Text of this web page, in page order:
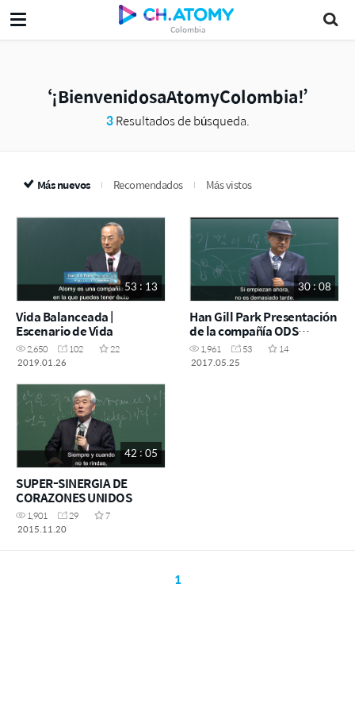
Colombia
¡BienvenidosaAtomyColombia!
3Resultados de búsqueda.
Más nuevos Recomendados Más vistos
53 : 13
Vida Balanceada |
Escenario de Vida
2,650 102
22
2019.01.26
30 : 08
Han Gill Park Presentación
de la compañía ODS
230518
1,961 53
14
2017.05.25
42 : 05
SUPER-SINERGIA DE
CORAZONES UNIDOS
1,901 29
7
2015.11.20
1